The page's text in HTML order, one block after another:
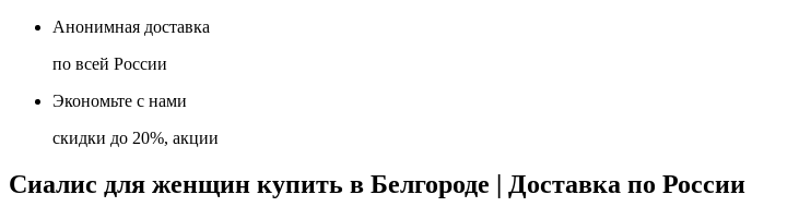
Анонимная доставка
по всей России
Экономьте с нами
скидки до 20%, акции
Сиалис для женщин купить в Белгороде | Доставка по России